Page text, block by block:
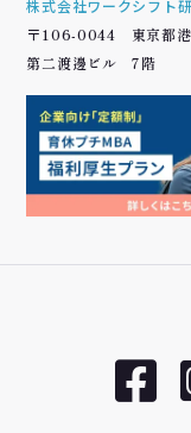
株式会社ワークシフト
〒106-0044 東京都港
第二渡邊ビル 7階